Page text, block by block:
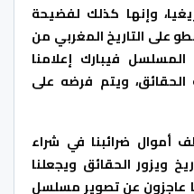
وإنها كذلك لفضيحة
على التاريخ المغربي من
فيبارك إعلامنا
ويتم فرضه على
أموال ضرائبنا في شراء
ويزور الحقائق ويجعلنا
عاجزون عن تصوير مسلسل